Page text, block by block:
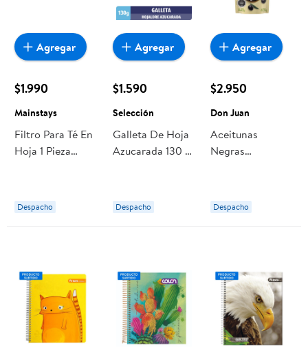
$1.990
Mainstays
Filtro Para Té En
Hoja 1 Pieza
Mainstays
Despacho
Agregar
$1.590
Selección
Galleta De Hoja
Azucarada 130 g
Despacho
Agregar
$2.950
Don Juan
Aceitunas
Negras
Juan
Despacho
Agregar